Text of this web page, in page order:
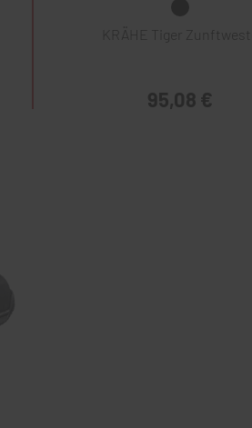
KRÄHE Tiger Zunftweste
95,08 €